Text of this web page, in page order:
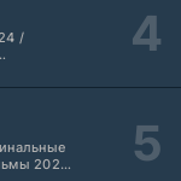
8 серия
/
2024